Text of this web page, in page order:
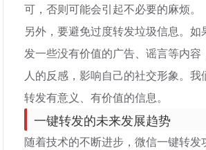
可，否则可能会引起不必要的麻烦。
另外，要避免过度转发垃圾信息。如
发一些没有价值的广告、谣言等内容
人的反感，影响自己的社交形象。我
转发有意义、有价值的信息。
一键转发的未来发展趋势
随着技术的不断进步，微信一键转发